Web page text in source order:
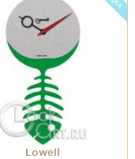
Lowell